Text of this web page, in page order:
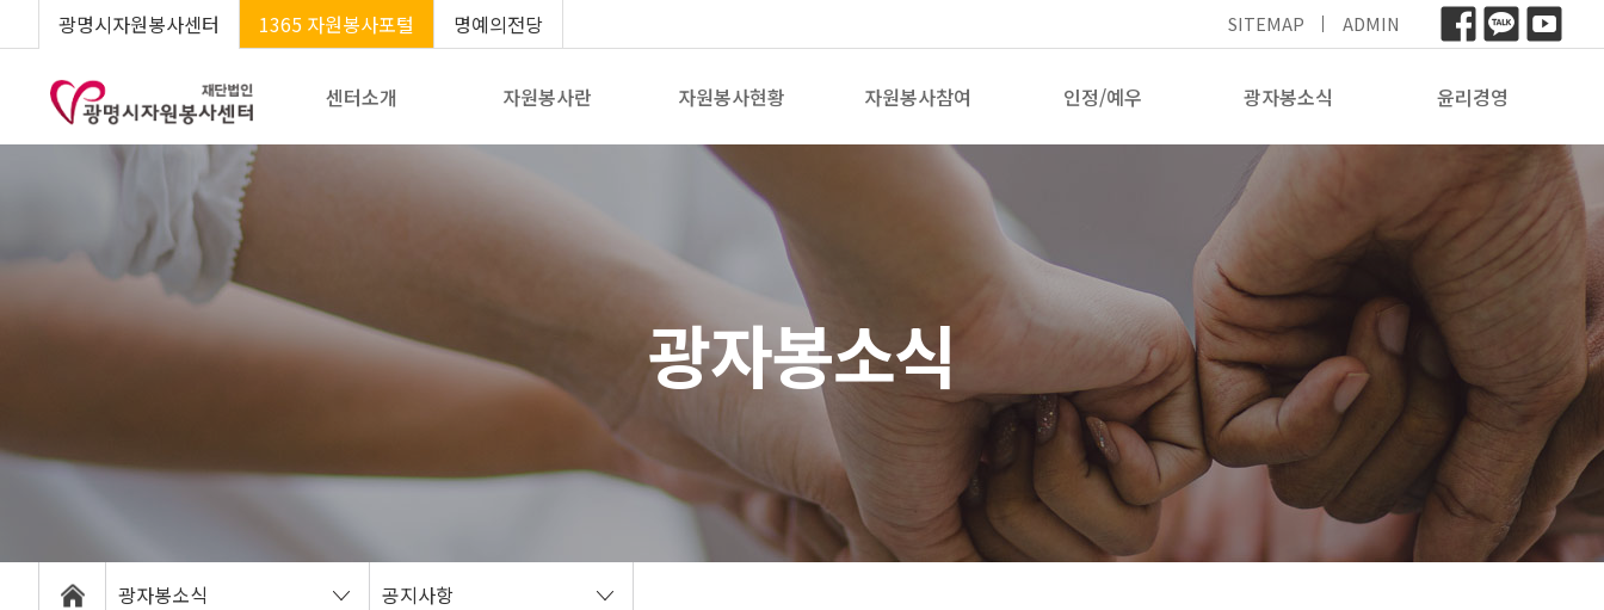
광명시자원봉사센터 1365 자원봉사포털 명예의전당 SITEMAP ADMIN
센터소개 자원봉사란 자원봉사현황 자원봉사참여 인정/예우 광자봉소식 윤리경영
광자봉소식
광자봉소식 공지사항